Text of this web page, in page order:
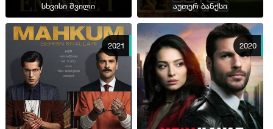
სხვისი შვილი აუთერ ბანქსი
2021 2020